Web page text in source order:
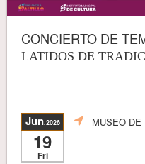
CONCIERTO DE
LATIDOS DE
Jun,2026
19
Fri
MUSEO DE